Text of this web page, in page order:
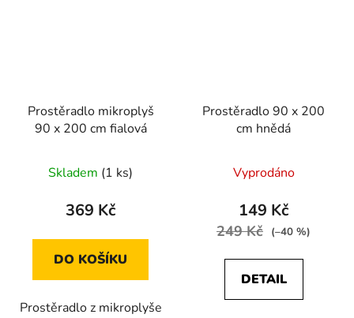
Prostěradlo mikroplyš
90 x 200 cm fialová
Skladem (1 ks)
369 Kč
DO KOŠÍKU
Prostěradlo z mikroplyše
Prostěradlo 90 x 200
cm hnědá
Vyprodáno
149 Kč
249 Kč (–40 %)
DETAIL